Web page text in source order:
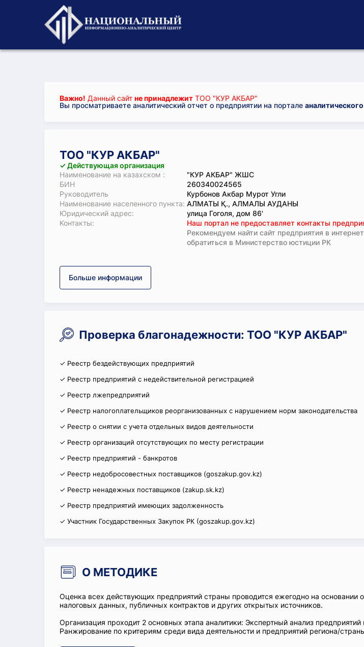
Важно! Данный сайт не принадлежит ТОО "КУР АКБАР"
Вы просматриваете аналитический отчет о предприятии на портале
ТОО "КУР АКБАР"
✓ Действующая организация
Наименование на казахском :
"КУР АКБАР" ЖШС
БИН
260340024565
Руководитель
Курбонов Акбар Мурот Угли
Наименование населенного пункта: АЛМАТЫ Қ., АЛМАЛЫ АУДАНЫ
Юридический адрес:
улица Гоголя, дом 86'
Koнтaкты:
Наш портал не предоставляет контакты
Рекомендуем найти сайт предприятия в
обратиться в Министерство юстиции РК
Больше информации
Проверка благонадежности: ТОО "КУР АКБАР"
✓ Реестр бездействующих предприятий
✓ Реестр предприятий с недействительной регистрацией
✓ Реестр лжепредприятий
✓ Реестр налогоплательщиков реорганизованных с нарушением норм законодательства
✓ Реестр о снятии с учета отдельных видов деятельности
✓ Реестр организаций отсутствующих по месту регистрации
✓ Реестр предприятий - банкротов
✓ Реестр недобросовестных поставщиков (goszakup.gov.kz)
✓ Реестр ненадежных поставщиков (zakup.sk.kz)
✓ Реестр предприятий имеющих задолженность
✓ Участник Государственных Закупок РК (goszakup.gov.kz)
О МЕТОДИКЕ
Оценка всех действующих предприятий страны проводится ежегодно на основании
налоговых данных, публичных контрактов и других открытых источников.
Организация проходит 2 основных этапа аналитики: Экспертный анализ предприятий
Ранжирование по критериям среди вида деятельности и предприятий региона/